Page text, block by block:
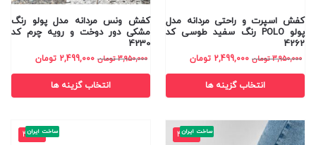
کفش اسپرت و راحتی مردانه مدل
پولو POLO رنگ سفید طوسی کد
4262
3,950,000 تومان 2,499,000 تومان
انتخاب گزینه ها
کفش ونس مردانه مدل پولو رنگ
مشکی دور دوخت و رویه چرم کد
4230
3,950,000 تومان 2,499,000 تومان
انتخاب گزینه ها
-42%
ساخت ایران -42%
ساخت ایران